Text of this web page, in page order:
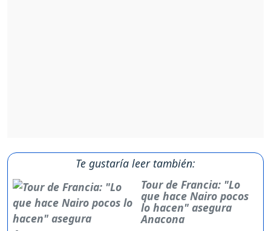
Te gustaría leer también:
Tour de Francia: "Lo
que hace Nairo pocos
lo hacen" asegura
Anacona